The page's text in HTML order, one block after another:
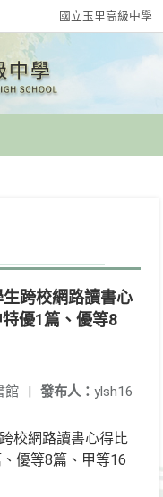
國立玉里高級中學
跨校網路讀書心
優1篇、優等8
發布人： ylsh16
館 |
校網路讀書心得比
優等8篇、甲等16